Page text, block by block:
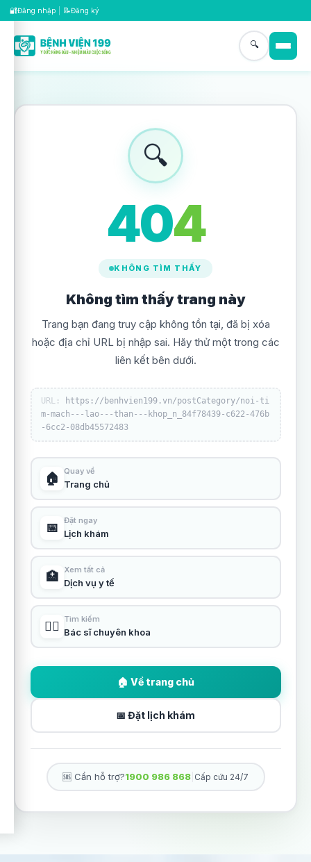
🔐Đăng nhập 📝Đăng ký
🔍
🔍
404
KHÔNG TÌM THẤY
Không tìm thấy trang này
Trang bạn đang truy cập không tồn tại, đã bị xóa
hoặc địa chỉ URL bị nhập sai. Hãy thử một trong các
liên kết bên dưới.
URL:
https://benhvien199.vn/postCategory/noi-ti
m-mach---lao---than---khop_n_84f78439-c622-476b
-6cc2-08db45572483
🏠 Quay về
Trang chủ
📅 Đặt ngay
Lịch khám
🏥 Xem tất cả
Dịch vụ y tế
👨‍⚕️ Tìm kiếm
Bác sĩ chuyên khoa
🏠 Về trang chủ
📅 Đặt lịch khám
🆘 Cần hỗ trợ?1900 986 868 Cấp cứu 24/7